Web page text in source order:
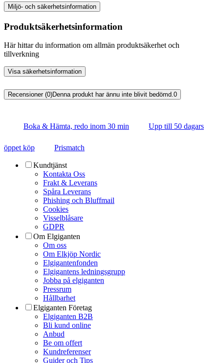
Miljö- och säkerhetsinformation
Produktsäkerhetsinformation
Här hittar du information om allmän produktsäkerhet och
tillverkning
Visa säkerhetsinformation
Recensioner (0)Denna produkt har ännu inte blivit bedömd.0
Boka & Hämta, redo inom 30 min Upp till 50 dagars
öppet köp Prismatch
Kundtjänst
Kontakta Oss
Frakt & Leverans
Spåra Leverans
Phishing och Bluffmail
Cookies
Visselblåsare
GDPR
Om Elgiganten
Om oss
Om Elkjöp Nordic
Elgigantenfonden
Elgigantens ledningsgrupp
Jobba på elgiganten
Pressrum
Hållbarhet
Elgiganten Företag
Elgiganten B2B
Bli kund online
Anbud
Be om offert
Kundreferenser
Guider och Tips